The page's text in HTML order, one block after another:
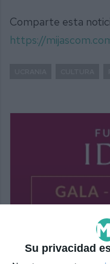
Su privacidad
Comparte esta
https://